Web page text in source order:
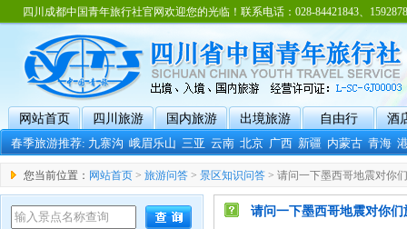
四川成都中国青年旅行社官网欢迎您的光临！联系电话：028-84421843、
网站首页 四川旅游 国内旅游 出境旅游 自由行
酒
春季旅游推荐:九寨沟 峨眉乐山 三亚 云南 北京 广西 新疆 内蒙古 青海
您当前位置： 网站首页 > 旅游问答 > 景区知识问答 > 请问一下墨西哥地震对你
请问一下墨西哥地震对你